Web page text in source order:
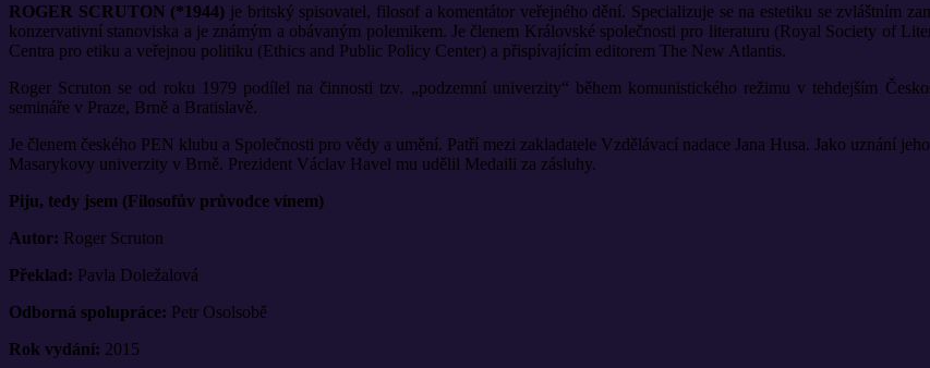
ROGER SCRUTON (*1944) je britský spisovatel, filosof a komentátor veřejného dění. Specializuje se na estetiku se zvláštním
konzervativní stanoviska a je známým a obávaným polemikem. Je členem Královské společnosti pro literaturu (Royal Society of
Centra pro etiku a veřejnou politiku (Ethics and Public Policy Center) a přispívajícím edi­torem The New Atlantis.
Roger Scruton se od roku 1979 podílel na činnosti tzv. „podzemní uni­verzity“ během komunistického režimu v tehdejším
semináře v Praze, Brně a Bratislavě.
Je členem českého PEN klubu a Společnosti pro vědy a umění. Patří mezi zakladatele Vzdělávací nadace Jana Husa. Jako uznání
Masarykovy univerzity v Brně. Prezident Václav Havel mu udělil Medaili za zásluhy.
Piju, tedy jsem (Filosofův průvodce vínem)
Autor: Roger Scruton
Překlad: Pavla Doležalová
Odborná spolupráce: Petr Osolsobě
Rok vydání: 2015